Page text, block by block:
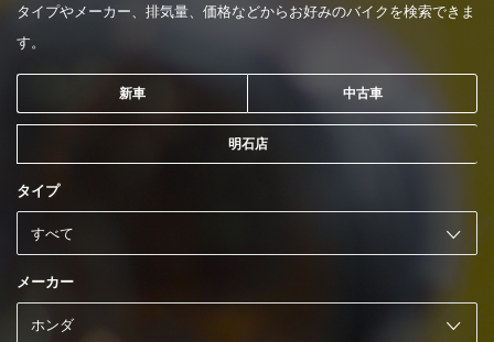
タイプやメーカー、排気量、価格などからお好みのバイクを検索できま
す。
新車 中古車
明石店
タイプ
メーカー